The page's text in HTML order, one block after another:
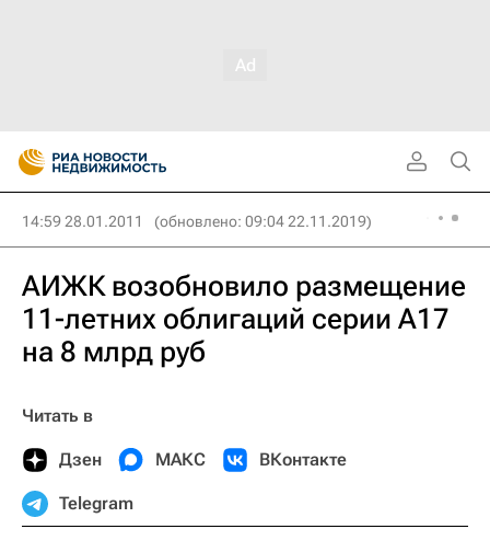
14:59 28.01.2011 (обновлено: 09:04 22.11.2019)
АИЖК возобновило размещение
11-летних облигаций серии А17
на 8 млрд руб
Читать в
Дзен МАКС ВКонтакте
Telegram